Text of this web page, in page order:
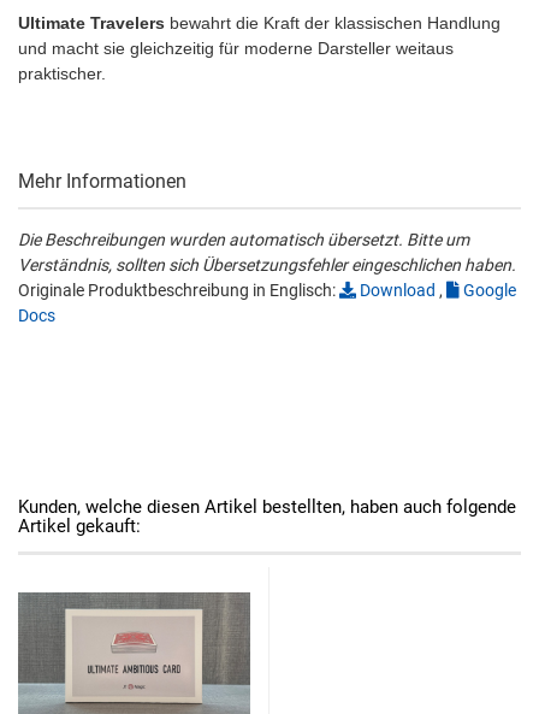
Ultimate Travelers bewahrt die Kraft der klassischen Handlung
und macht sie gleichzeitig für moderne Darsteller weitaus
praktischer.
Mehr Informationen
Die Beschreibungen wurden automatisch übersetzt. Bitte um
Verständnis, sollten sich Übersetzungsfehler eingeschlichen haben.
Originale Produktbeschreibung in Englisch:
Download ,
Google
Docs
Kunden, welche diesen Artikel bestellten, haben auch folgende
Artikel gekauft: